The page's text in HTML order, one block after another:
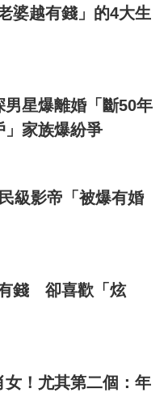
婆越有錢」的4大生
星爆離婚「斷50年
家族爆紛爭
級影帝「被爆有婚
錢 卻喜歡「炫
女！尤其第二個：年